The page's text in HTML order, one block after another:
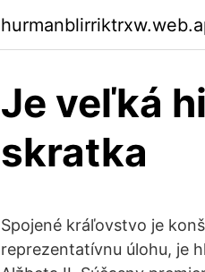
Je veľká
skratka
Spojené kráľovstvo je
reprezentatívnu úlohu, je